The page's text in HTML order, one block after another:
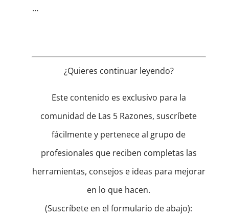
…
¿Quieres continuar leyendo?
Este contenido es exclusivo para la
comunidad de Las 5 Razones, suscríbete
fácilmente y pertenece al grupo de
profesionales que reciben completas las
herramientas, consejos e ideas para mejorar
en lo que hacen.
(Suscríbete en el formulario de abajo):